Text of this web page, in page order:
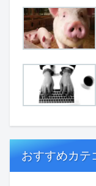
おすすめカテ